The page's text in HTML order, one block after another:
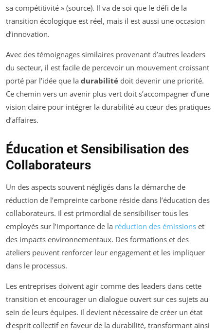
sa compétitivité » (source). Il va de soi que le défi de la
transition écologique est réel, mais il est aussi une occasion
d’innovation.
Avec des témoignages similaires provenant d’autres leaders
du secteur, il est facile de percevoir un mouvement croissant
porté par l’idée que la durabilité doit devenir une priorité.
Ce chemin vers un avenir plus vert doit s’accompagner d’une
vision claire pour intégrer la durabilité au cœur des pratiques
d’affaires.
Éducation et Sensibilisation des
Collaborateurs
Un des aspects souvent négligés dans la démarche de
réduction de l’empreinte carbone réside dans l’éducation des
collaborateurs. Il est primordial de sensibiliser tous les
employés sur l’importance de la réduction des émissions et
des impacts environnementaux. Des formations et des
ateliers peuvent renforcer leur engagement et les impliquer
dans le processus.
Les entreprises doivent agir comme des leaders dans cette
transition et encourager un dialogue ouvert sur ces sujets au
sein de leurs équipes. Il devient nécessaire de créer un état
d’esprit collectif en faveur de la durabilité, transformant ainsi